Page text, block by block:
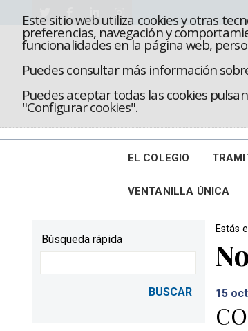
Este sitio web utiliza cookies y otras
preferencias, navegación y
funcionalidades en la página web,
Puedes consultar más información
Puedes aceptar todas las cookies
"Configurar cookies".
EL COLEGIO
VENTANILLA ÚNICA
Estás
15
Búsqueda rápida